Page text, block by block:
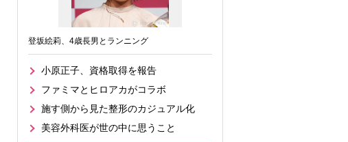
登坂絵莉、4歳長男とランニング
小原正子、資格取得を報告
ファミマとヒロアカがコラボ
施す側から見た整形のカジュアル化
美容外科医が世の中に思うこと